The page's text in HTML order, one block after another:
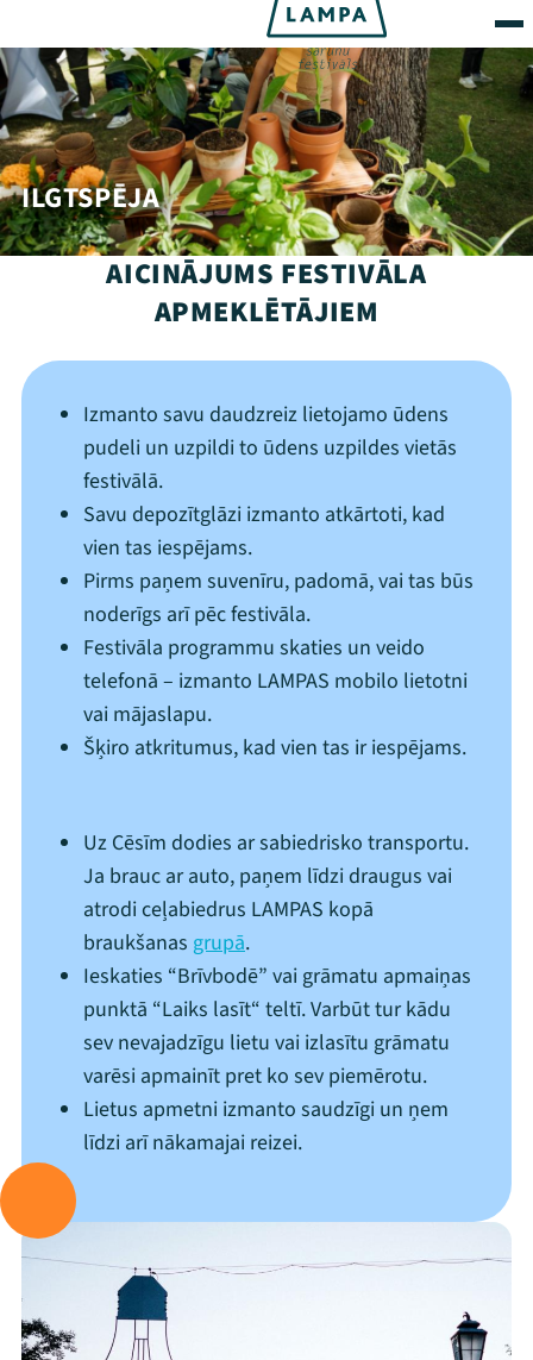
ILGTSPĒJA
AICINĀJUMS FESTIVĀLA
APMEKLĒTĀJIEM
Izmanto savu daudzreiz lietojamo ūdens
pudeli un uzpildi to ūdens uzpildes vietās
festivālā.
Savu depozītglāzi izmanto atkārtoti, kad
vien tas iespējams.
Pirms paņem suvenīru, padomā, vai tas būs
noderīgs arī pēc festivāla.
Festivāla programmu skaties un veido
telefonā – izmanto LAMPAS mobilo lietotni
vai mājaslapu.
Šķiro atkritumus, kad vien tas ir iespējams.
Uz Cēsīm dodies ar sabiedrisko transportu.
Ja brauc ar auto, paņem līdzi draugus vai
atrodi ceļabiedrus LAMPAS kopā
braukšanas grupā.
Ieskaties “Brīvbodē” vai grāmatu apmaiņas
punktā “Laiks lasīt“ teltī. Varbūt tur kādu
sev nevajadzīgu lietu vai izlasītu grāmatu
varēsi apmainīt pret ko sev piemērotu.
Lietus apmetni izmanto saudzīgi un ņem
līdzi arī nākamajai reizei.